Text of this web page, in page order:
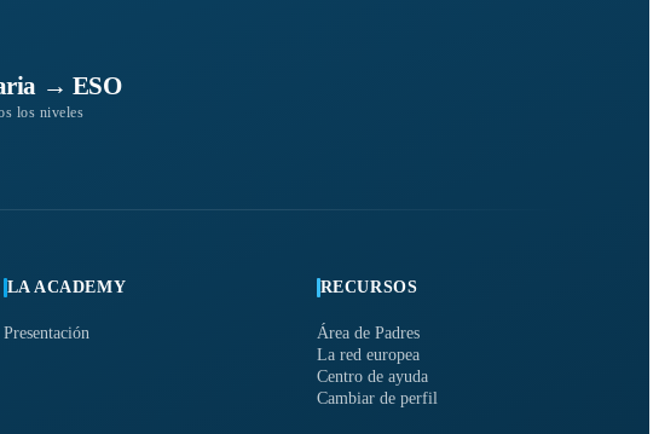
→ ESO
los niveles
LA ACADEMY
Presentación
RECURSOS
Área de Padres
La red europea
Centro de ayuda
Cambiar de perfil